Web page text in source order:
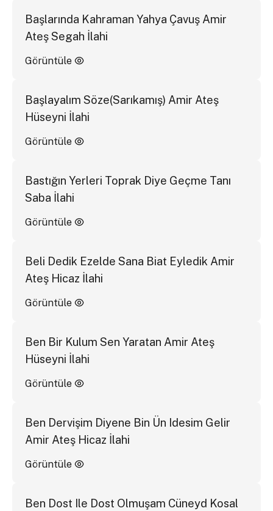
Başlarında Kahraman Yahya Çavuş Amir
Ateş Segah İlahi
Görüntüle
Başlayalım Söze(Sarıkamış) Amir Ateş
Hüseyni İlahi
Görüntüle
Bastığın Yerleri Toprak Diye Geçme Tanı
Saba İlahi
Görüntüle
Beli Dedik Ezelde Sana Biat Eyledik Amir
Ateş Hicaz İlahi
Görüntüle
Ben Bir Kulum Sen Yaratan Amir Ateş
Hüseyni İlahi
Görüntüle
Ben Dervişim Diyene Bin Ün Idesim Gelir
Amir Ateş Hicaz İlahi
Görüntüle
Ben Dost Ile Dost Olmuşam Cüneyd Kosal